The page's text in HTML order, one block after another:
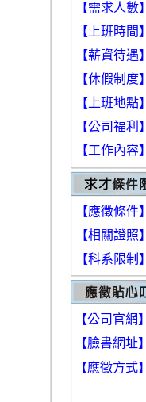
【需求人數】
【上班時間】
【薪資待遇】
【休假制度】
【上班地點】
【公司福利】
【工作內容】
【應徵條件】
【相關證照】
【科系限制】
【公司官網】
【臉書網址】
【應徵方式】